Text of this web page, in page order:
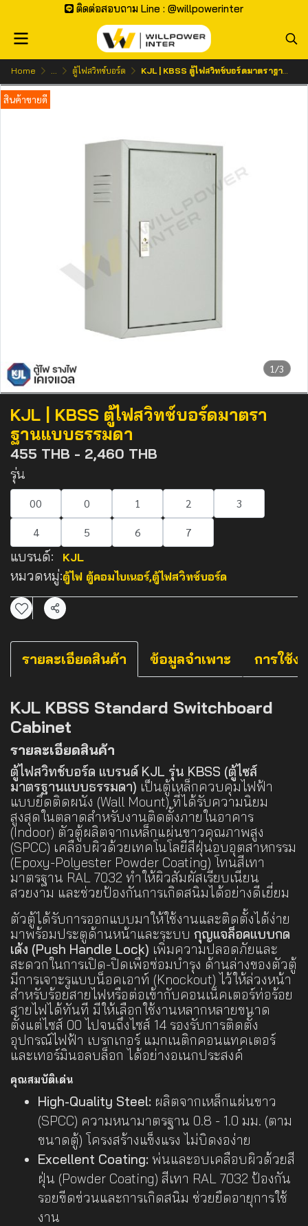
ติดต่อสอบถาม Line : @willpowerinter
Home ... ตู้ไฟสวิทช์บอร์ด KJL | KBSS ตู้ไฟสวิทช์บอร์ดมาตราฐานแบบธรรมดา
1/3
สินค้าขายดี
KJL | KBSS ตู้ไฟสวิทช์บอร์ดมาตรา
ฐานแบบธรรมดา
455 THB - 2,460 THB
รุ่น
00 0 1 2
3
4
5 6 7
แบรนด์: KJL
หมวดหมู่:ตู้ไฟ ตู้คอมไบเนอร์,ตู้ไฟสวิทช์บอร์ด
แชร์
รายละเอียดสินค้า ข้อมูลจำเพาะ การใช้ง
KJL KBSS Standard Switchboard
Cabinet
รายละเอียดสินค้า
ตู้ไฟสวิทช์บอร์ด แบรนด์ KJL รุ่น KBSS (ตู้ไซส์
มาตรฐานแบบธรรมดา) เป็นตู้เหล็กควบคุมไฟฟ้า
แบบยึดติดผนัง (Wall Mount) ที่ได้รับความนิยม
สูงสุดในตลาดสำหรับงานติดตั้งภายในอาคาร
(Indoor) ตัวตู้ผลิตจากเหล็กแผ่นขาวคุณภาพสูง
(SPCC) เคลือบผิวด้วยเทคโนโลยีสีฝุ่นอบอุตสาหกรรม
(Epoxy-Polyester Powder Coating) โทนสีเทา
มาตรฐาน RAL 7032 ทำให้ผิวสัมผัสเรียบเนียน
สวยงาม และช่วยป้องกันการเกิดสนิมได้อย่างดีเยี่ยม
ตัวตู้ได้รับการออกแบบมาให้ใช้งานและติดตั้งได้ง่าย
มาพร้อมประตูด้านหน้าและระบบ กุญแจล็อคแบบกด
เด้ง (Push Handle Lock) เพิ่มความปลอดภัยและ
สะดวกในการเปิด-ปิดเพื่อซ่อมบำรุง ด้านล่างของตัวตู้
มีการเจาะรูแบบน็อคเอาท์ (Knockout) ไว้ให้ล่วงหน้า
สำหรับร้อยสายไฟหรือต่อเข้ากับคอนเน็คเตอร์ท่อร้อย
สายไฟได้ทันที มีให้เลือกใช้งานหลากหลายขนาด
ตั้งแต่ไซส์ 00 ไปจนถึงไซส์ 14 รองรับการติดตั้ง
อุปกรณ์ไฟฟ้า เบรกเกอร์ แมกเนติกคอนแทคเตอร์
และเทอร์มินอลบล็อก ได้อย่างอเนกประสงค์
คุณสมบัติเด่น
High-Quality Steel: ผลิตจากเหล็กแผ่นขาว
(SPCC) ความหนามาตรฐาน 0.8 - 1.0 มม. (ตาม
ขนาดตู้) โครงสร้างแข็งแรง ไม่บิดงอง่าย
Excellent Coating: พ่นและอบเคลือบผิวด้วยสี
ฝุ่น (Powder Coating) สีเทา RAL 7032 ป้องกัน
รอยขีดข่วนและการเกิดสนิม ช่วยยืดอายุการใช้
งาน